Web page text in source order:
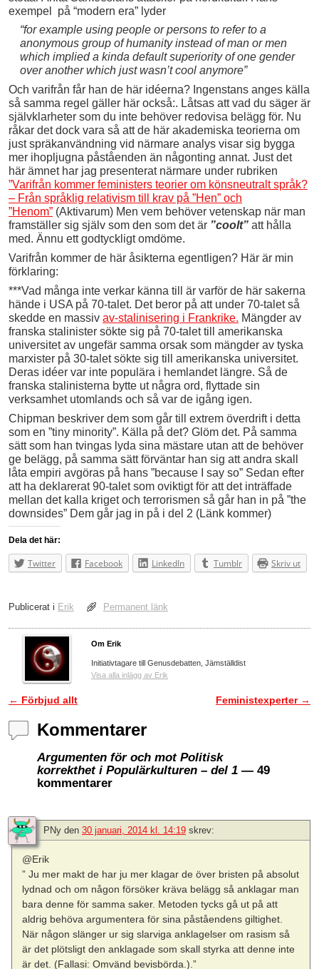
exempel på “modern era” lyder
“for example using people or persons to refer to a
anonymous group of humanity instead of man or men
which implied a kinda default superiority of one gender
over another which just wasn’t cool anymore”
Och varifrån får han de här idéerna? Ingenstans anges källa
så samma regel gäller här också:. Låtsas att vad du säger är
självklarheter som du inte behöver redovisa belägg för. Nu
råkar det dock vara så att de här akademiska teorierna om
just spräkanvändning vid närmare analys visar sig bygga
mer ihopljugna påståenden än någonting annat. Just det
här ämnet har jag presenterat närmare under rubriken
”Varifrån kommer feministers teorier om könsneutralt språk?
– Från språklig relativism till krav på ”Hen” och
”Henom” (Aktivarum) Men vem behöver vetenskap när man
framställer sig själv som den som det är ”coolt” att hålla
med. Ännu ett godtyckligt omdöme.
Varifrån kommer de här åsikterna egentligen? Här är min
förklaring:
***Vad många inte verkar känna till är varför de här sakerna
hände i USA på 70-talet. Det beror på att under 70-talet så
skedde en massiv av-stalinisering i Frankrike. Mängder av
franska stalinister sökte sig på 70-talet till amerikanska
universitet av ungefär samma orsak som mängder av tyska
marxister på 30-talet sökte sig till amerikanska universitet.
Deras idéer var inte populära i hemlandet längre. Så de
franska stalinisterna bytte ut några ord, flyttade sin
verksamhet utomlands och så var de igång igen.
Chipman beskriver dem som går till extrem överdrift i detta
som en ”tiny minority”. Källa på det? Glöm det. På samma
sätt som han tvingas lyda sina mästare utan att de behöver
ge belägg, på samma sätt förväntar han sig att andra skall
låta empiri avgöras på hans ”because I say so” Sedan efter
att ha deklarerat 90-talet som oviktigt för att det inträffade
mellan det kalla kriget och terrorismen så går han in på ”the
downsides” Dem går jag in på i del 2 (Länk kommer)
Dela det här:
Twitter Facebook LinkedIn Tumblr Skriv ut
Publicerat i Erik Permanent länk
Om Erik
Initiativtagare till Genusdebatten, Jämställdist
Visa alla inlägg av Erik
Inläggsnavigering
← Förbjud allt Feministexperter →
Kommentarer
Argumenten för och mot Politisk
korrekthet i Populärkulturen – del 1 — 49
kommentarer
PNy den 30 januari, 2014 kl. 14:19 skrev:
@Erik
” Ju mer makt de har ju mer klagar de över bristen på absolut
lydnad och om någon försöker kräva belägg så anklagar man
bara denne för samma saker. Metoden tycks gå ut på att
aldrig behöva argumentera för sina påståendens giltighet.
När någon slänger ur sig slarviga anklagelser om rasism så
är det plötsligt den anklagade som skall styrka att denne inte
är det. (Fallasi: Omvänd bevisbörda.).”